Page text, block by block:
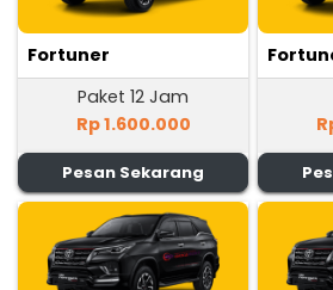
Fortuner
Paket 12 Jam
Rp 1.600.000
Pesan Sekarang